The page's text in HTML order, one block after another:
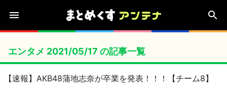
エンタメ 2021/05/17 の記事一覧
【速報】AKB48蒲地志奈が卒業を発表！！！【チーム8】